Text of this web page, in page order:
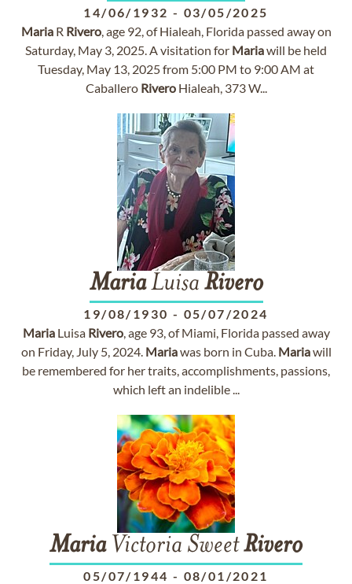
14/06/1932 - 03/05/2025
MariaR Rivero, age 92, of Hialeah, Florida passed away on
Saturday, May 3, 2025. A visitation for Mariawill be held
Tuesday, May 13, 2025 from 5:00 PM to 9:00 AM at
Caballero RiveroHialeah, 373 W...
MariaLuisa Rivero
19/08/1930 - 05/07/2024
MariaLuisa Rivero, age 93, of Miami, Florida passed away
on Friday, July 5, 2024. Mariawas born in Cuba. Mariawill
be remembered for her traits, accomplishments, passions,
which left an indelible ...
MariaVictoria SweetRivero
05/07/1944 - 08/01/2021